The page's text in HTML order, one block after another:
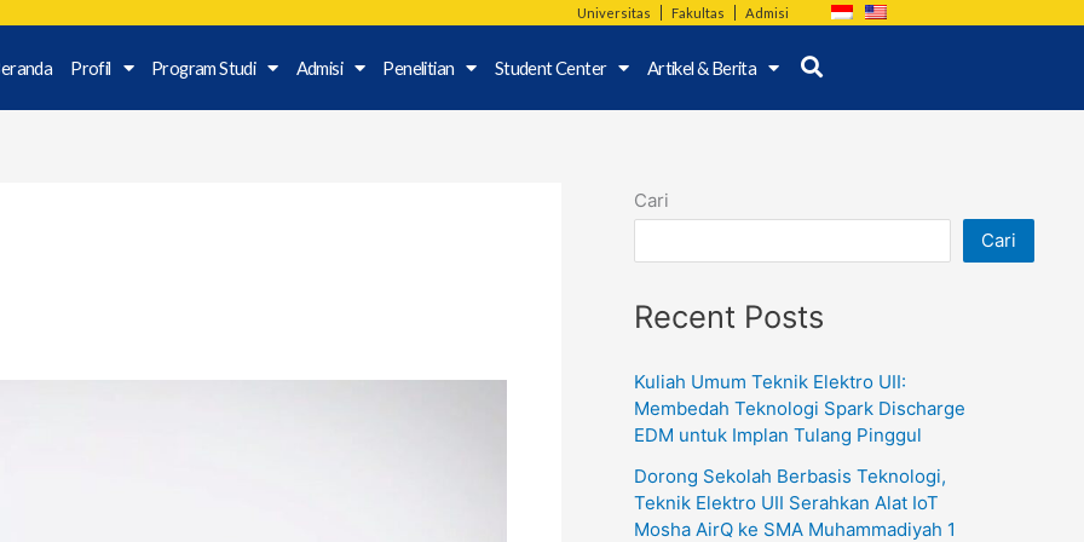
Universitas Fakultas Admisi
Profil Program Studi Admisi Penelitian Student Center Artikel & Berita
Cari
Cari
Recent Posts
Kuliah Umum Teknik Elektro UII:
Membedah Teknologi Spark Discharge
EDM untuk Implan Tulang Pinggul
Dorong Sekolah Berbasis Teknologi,
Teknik Elektro UII Serahkan Alat IoT
Mosha AirQ ke SMA Muhammadiyah 1